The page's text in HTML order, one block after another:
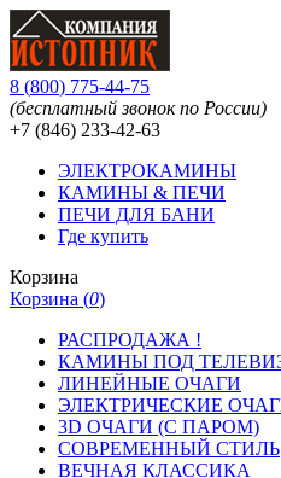
8 (800) 775-44-75
(бесплатный звонок по России)
+7 (846) 233-42-63
ЭЛЕКТРОКАМИНЫ
КАМИНЫ & ПЕЧИ
ПЕЧИ ДЛЯ БАНИ
Где купить
Корзина
Корзина (0)
РАСПРОДАЖА !
КАМИНЫ ПОД
ЛИНЕЙНЫЕ ОЧАГИ
ЭЛЕКТРИЧЕСКИЕ
3D ОЧАГИ (С ПАРОМ)
СОВРЕМЕННЫЙ СТИЛЬ
ВЕЧНАЯ КЛАССИКА